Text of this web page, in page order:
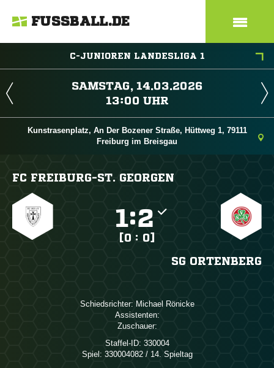
FUSSBALL.DE
C-JUNIOREN LANDESLIGA 1
 
 
Kunstrasenplatz, An Der Bozener Straße, Hüttweg 1, 79111
Freiburg im Breisgau
FC FREIBURG-ST. GEORGEN
:
[0 : 0]
SG ORTENBERG
Schiedsrichter:  
Assistenten:
Zuschauer:
Staffel-ID: 330004
Spiel: 330004082 / 14. Spieltag